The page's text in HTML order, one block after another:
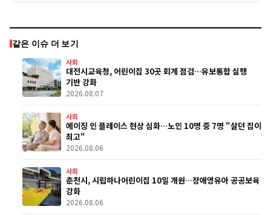
같은 이슈 더 보기
사회
대전시교육청, 어린이집 30곳 회계 점검…유보통합 실행
기반 강화
2026.08.07
사회
에이징 인 플레이스 현상 심화…노인 10명 중 7명 "살던 집이
최고"
2026.08.06
사회
춘천시, 시립하나어린이집 10일 개원…장애영유아 공공보육
강화
2026.08.06